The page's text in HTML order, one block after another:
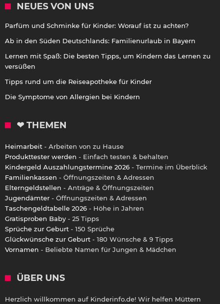
NEUES VON UNS
Parfüm und Schminke für Kinder: Worauf ist zu achten?
Ab in den Süden Deutschlands: Familienurlaub in Bayern
Lernen mit Spaß: Die besten Tipps, um Kindern das Lernen zu
versüßen
Tipps rund um die Reiseapotheke für Kinder
Die Symptome von Allergien bei Kindern
❤ THEMEN
Heimarbeit - Arbeiten von zu Hause
Produkttester werden - Einfach testen & behalten
Kindergeld Auszahlungstermine 2026 - Termine im Überblick
Familienkassen - Öffnungszeiten & Adressen
Elterngeldstellen - Anträge & Öffnungszeiten
Jugendämter - Öffnungszeiten & Adressen
Taschengeldtabelle 2026 - Höhe in Jahren
Gratisproben Baby - 25 Tipps
Sprüche zur Geburt - 150 Sprüche
Glückwünsche zur Geburt - 180 Wünsche & 9 Tipps
Vornamen - Beliebte Namen für Jungen & Mädchen
ÜBER UNS
Herzlich willkommen auf Kinderinfo.de! Wir helfen Müttern